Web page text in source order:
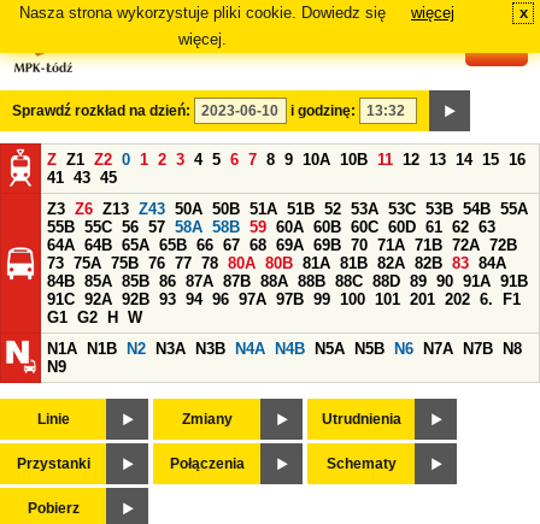
Nasza strona wykorzystuje pliki cookie. Dowiedz się
więcej.
więcej x
Sprawdź rozkład na dzień: i godzinę:
Z Z1 Z2 0 1 2 3 4 5 6 7 8 9 10A 10B 11 12 13 14 15 16
41 43 45
Z3 Z6 Z13 Z43 50A 50B 51A 51B 52 53A 53C 53B 54B 55A
55B 55C 56 57 58A 58B 59 60A 60B 60C 60D 61 62 63
64A 64B 65A 65B 66 67 68 69A 69B 70 71A 71B 72A 72B
73 75A 75B 76 77 78 80A 80B 81A 81B 82A 82B 83 84A
84B 85A 85B 86 87A 87B 88A 88B 88C 88D 89 90 91A 91B
91C 92A 92B 93 94 96 97A 97B 99 100 101 201 202 6.
F1
G1 G2 H
W
N1A
N1B N2 N3A N3B N4A N4B N5A N5B N6 N7A N7B
N8
N9
Linie Zmiany Utrudnienia
Przystanki Połączenia Schematy
Pobierz